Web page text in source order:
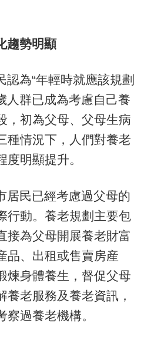
趨勢明顯
認為“年輕時就應該規劃
人群已成為考慮自己養
，初為父母、父母生病
種情況下，人們對養老
度明顯提升。
居民已經考慮過父母的
行動。養老規劃主要包
接為父母開展養老財富
品、出租或售賣房産
煉身體養生，督促父母
養老服務及養老資訊，
過養老機構。